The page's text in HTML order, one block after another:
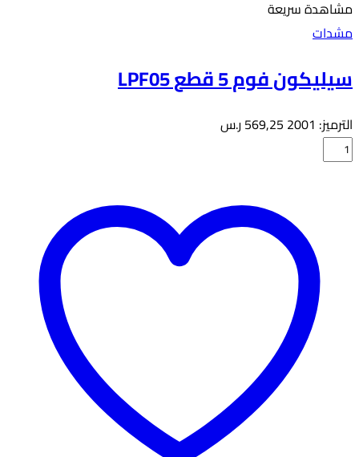
مشاهدة سريعة
مشدات
سيليكون فوم 5 قطع LPF05
الترميز: 2001
569,25 ر.س
كمية
LPF05